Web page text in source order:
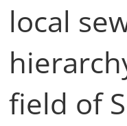
local
field of